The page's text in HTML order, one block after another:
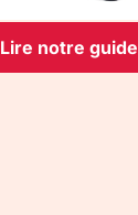
Lire notre guide